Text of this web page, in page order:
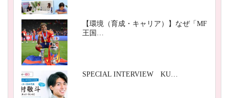
【環境（育成・キャリア）】なぜ「MF
王国…
SPECIAL INTERVIEW KU…